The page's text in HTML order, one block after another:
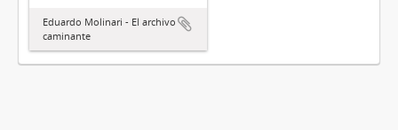
Eduardo Molinari - El archivo
caminante